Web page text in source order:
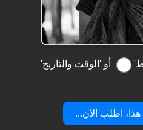
أو 'الوقت والتاريخ'
هذا، اطلب الآن...